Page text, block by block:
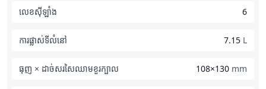
លេខស៊ីឡាំង 6
ការផ្លាស់ទីលំនៅ 7.15 L
ធុញ × ដាច់សរសៃឈាមខួរក្បាល 108×130 mm